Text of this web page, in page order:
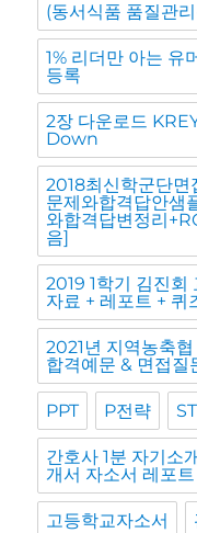
(동서식품 품질관
1% 리더만 아는 유
등록
2장 다운로드
Down
2018최신학군단면
문제와합격답안샘
와합격답변정리
음]
2019 1학기 김진회
자료 + 레포트 + 퀴
2021년 지역농축
합격예문 & 면접질
PPT P전략
간호사 1분 자기소
개서 자소서 레포트
고등학교자소서